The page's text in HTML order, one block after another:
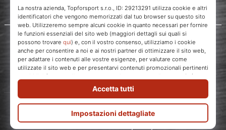
WePlayVolleyball.it
Servizio clienti
Topforsport s. r. o., Dukelská třída 1666/106, Brno, 614 00
codice fiscale: CZ29213291
© 2010 – 2026 WePlayVolleyball.it